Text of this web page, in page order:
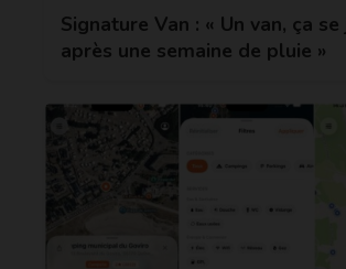
Signature Van : « Un van, ça se
après une semaine de pluie »